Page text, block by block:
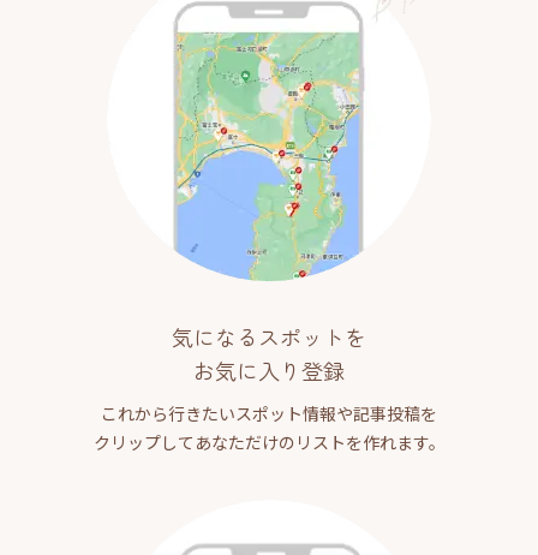
気になるスポットを
お気に入り登録
これから行きたいスポット情報や記事投稿を
クリップしてあなただけのリストを作れます。